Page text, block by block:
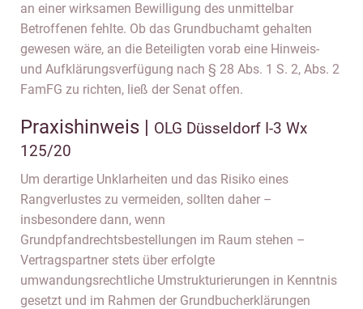
an einer wirksamen Bewilligung des unmittelbar
Betroffenen fehlte. Ob das Grundbuchamt gehalten
gewesen wäre, an die Beteiligten vorab eine Hinweis-
und Aufklärungsverfügung nach § 28 Abs. 1 S. 2, Abs. 2
FamFG zu richten, ließ der Senat offen.
Praxishinweis | OLG Düsseldorf I-3 Wx
125/20
Um derartige Unklarheiten und das Risiko eines
Rangverlustes zu vermeiden, sollten daher –
insbesondere dann, wenn
Grundpfandrechtsbestellungen im Raum stehen –
Vertragspartner stets über erfolgte
umwandungsrechtliche Umstrukturierungen in Kenntnis
gesetzt und im Rahmen der Grundbucherklärungen